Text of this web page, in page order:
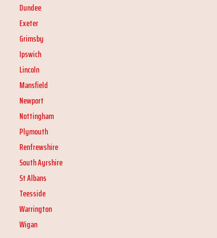
Dundee
Exeter
Grimsby
Ipswich
Lincoln
Mansfield
Newport
Nottingham
Plymouth
Renfrewshire
South Ayrshire
St Albans
Teesside
Warrington
Wigan